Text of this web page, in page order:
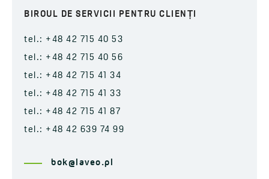
BIROUL DE SERVICII PENTRU CLIENȚI
tel.: +48 42 715 40 53
tel.: +48 42 715 40 56
tel.: +48 42 715 41 34
tel.: +48 42 715 41 33
tel.: +48 42 715 41 87
tel.: +48 42 639 74 99
bok@laveo.pl